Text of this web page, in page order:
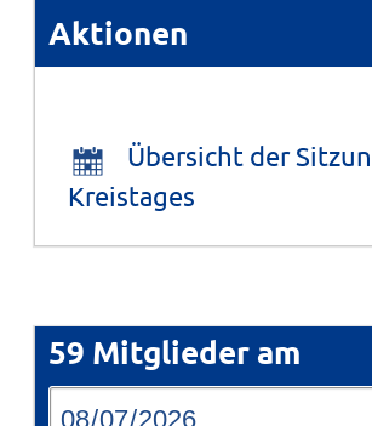
Aktionen
Übersicht der
Kreistages
59 Mitglieder am